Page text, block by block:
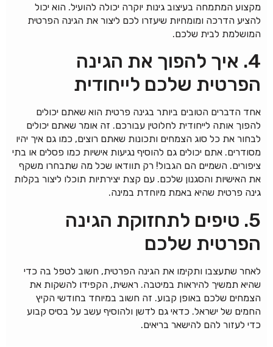
מקצוע המתמחה בעיצוב גינות יוקרה יכולה להועיל. הוא יכול
להציע הדרכה ומומחיות שיעזרו לכם ליצור את הגינה הפרטית
המושלמת לבית שלכם.
4. איך להפוך את הגינה
הפרטית שלכם לייחודית
אחד הדברים הטובים ביותר בגינה פרטית הוא שאתם יכולים
להפוך אותה לייחודית לחלוטין עבורכם. זה אומר שאתם יכולים
לבחור את כל סוג הצמחים ותכונות שאתם רוצים, כמו גם איך יהיו
מסודרים. אתם יכולים גם להוסיף נגיעות אישיות כמו פסלים או בתי
ציפורים. השמיים הם הגבול! רק תוודאו שכל מה שתבחרו משקף
את האישיות והסגנון שלכם. עם קצת יצירתיות תוכלו ליצור בקלות
גינה פרטית שהיא באמת מיוחדת במינה.
5. טיפים לתחזוקת הגינה
הפרטית שלכם
לאחר שתעצבו ותקימו את הגינה הפרטית, חשוב לטפל בה כדי
שהיא תמשיך להיראות במיטבה. ראשית, הקפידו להשקות את
הצמחים שלכם באופן קבוע. זה חשוב במיוחד בחודשי הקיץ
החמים של ישראל. כדאי גם לדשן ולהוסיף עשב על בסיס קבוע
כדי לעזור להם להישאר בריאים.